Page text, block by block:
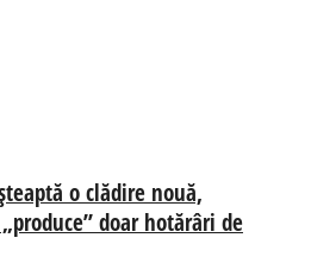
o clădire nouă,
doar hotărâri de